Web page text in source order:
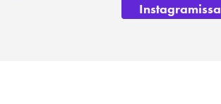
Instagramissa